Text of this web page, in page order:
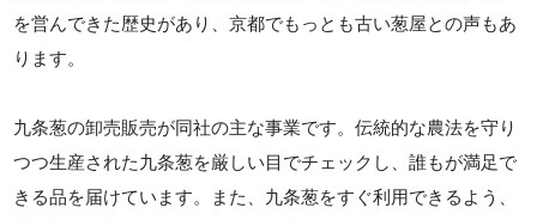
を営んできた歴史があり、京都でもっとも古い葱屋との声もあ
ります。
九条葱の卸売販売が同社の主な事業です。伝統的な農法を守り
つつ生産された九条葱を厳しい目でチェックし、誰もが満足で
きる品を届けています。また、九条葱をすぐ利用できるよう、